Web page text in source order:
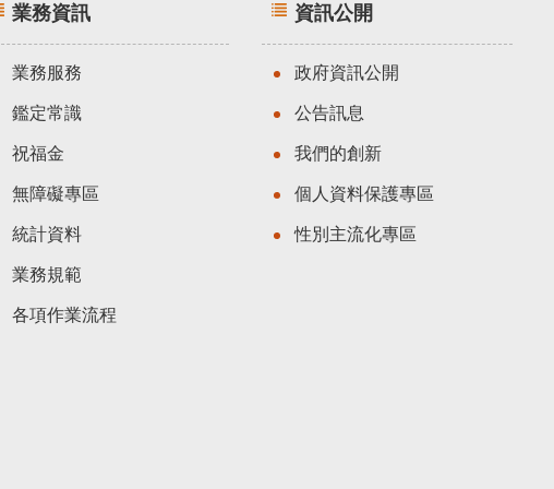
業務資訊
業務服務
鑑定常識
祝福金
無障礙專區
統計資料
業務規範
各項作業流程
資訊公開
政府資訊公開
公告訊息
我們的創新
個人資料保護專區
性別主流化專區